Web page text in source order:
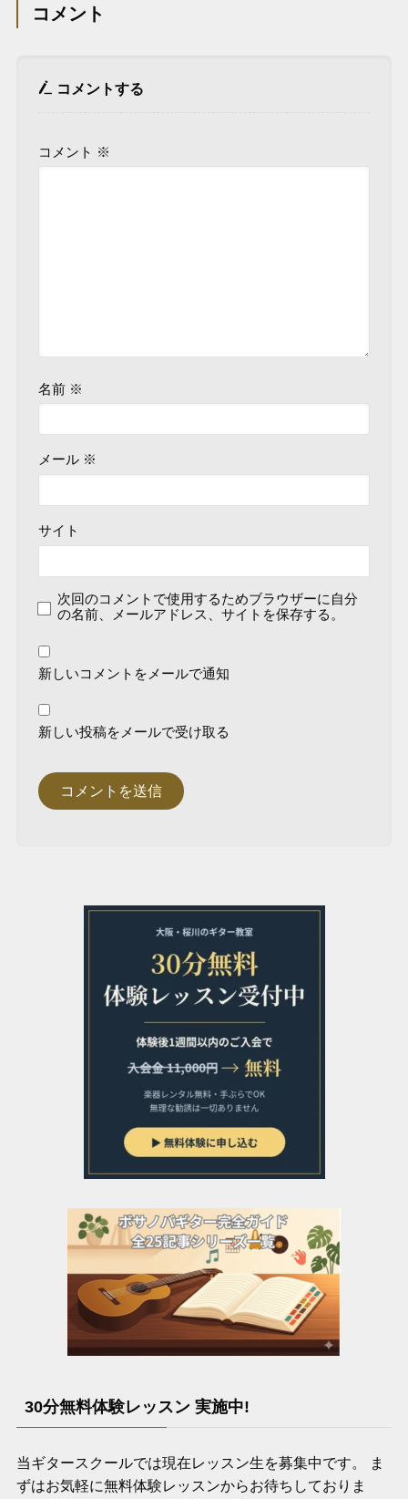
コメント
コメントする
コメント ※
名前 ※
メール ※
サイト
次回のコメントで使用するためブラウザーに自分
の名前、メールアドレス、サイトを保存する。
新しいコメントをメールで通知
新しい投稿をメールで受け取る
30分無料体験レッスン 実施中!
当ギタースクールでは現在レッスン生を募集中です。 ま
ずはお気軽に無料体験レッスンからお待ちしておりま